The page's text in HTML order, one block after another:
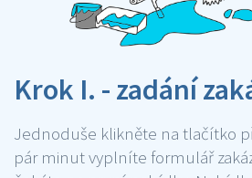
Krok I. - zadání
Jednoduše klikněte na tlačítko
pár minut vyplníte formulář